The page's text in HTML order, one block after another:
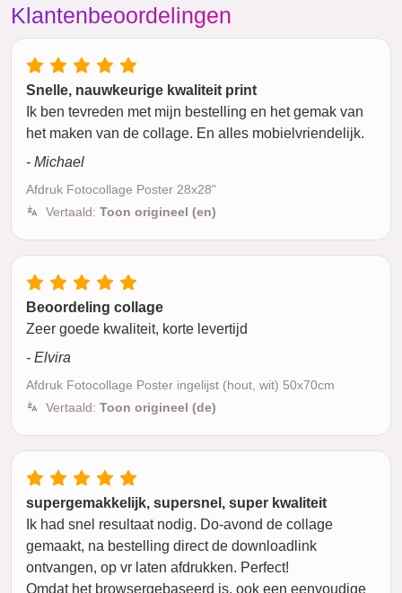
Klantenbeoordelingen
Snelle, nauwkeurige kwaliteit print
Ik ben tevreden met mijn bestelling en het gemak van
het maken van de collage. En alles mobielvriendelijk.
- Michael
Afdruk Fotocollage Poster 28x28"
Vertaald: Toon origineel (en)
Beoordeling collage
Zeer goede kwaliteit, korte levertijd
- Elvira
Afdruk Fotocollage Poster ingelijst (hout, wit) 50x70cm
Vertaald: Toon origineel (de)
supergemakkelijk, supersnel, super kwaliteit
Ik had snel resultaat nodig. Do-avond de collage
gemaakt, na bestelling direct de downloadlink
ontvangen, op vr laten afdrukken. Perfect!
Omdat het browsergebaseerd is, ook een eenvoudige